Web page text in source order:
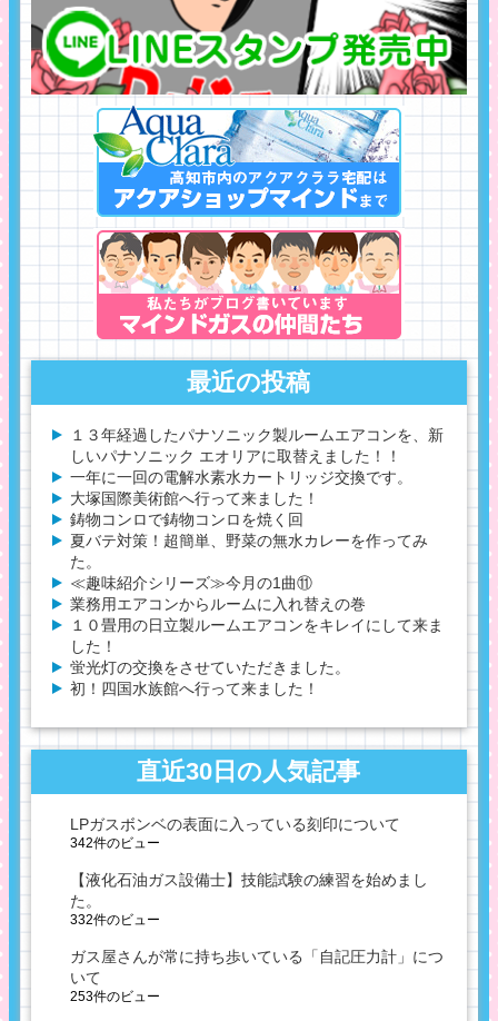
最近の投稿
１３年経過したパナソニック製ルームエアコンを、新
しいパナソニック エオリアに取替えました！！
一年に一回の電解水素水カートリッジ交換です。
大塚国際美術館へ行って来ました！
鋳物コンロで鋳物コンロを焼く回
夏バテ対策！超簡単、野菜の無水カレーを作ってみ
た。
≪趣味紹介シリーズ≫今月の1曲⑪
業務用エアコンからルームに入れ替えの巻
１０畳用の日立製ルームエアコンをキレイにして来ま
した！
蛍光灯の交換をさせていただきました。
初！四国水族館へ行って来ました！
直近30日の人気記事
LPガスボンベの表面に入っている刻印について
342件のビュー
【液化石油ガス設備士】技能試験の練習を始めまし
た。
332件のビュー
ガス屋さんが常に持ち歩いている「自記圧力計」につ
いて
253件のビュー